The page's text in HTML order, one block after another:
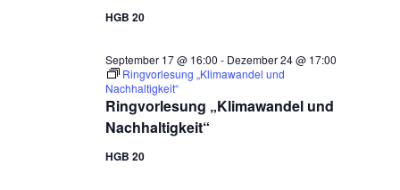
HGB 20
Ringvorlesung „Klimawandel und
Nachhaltigkeit“
September 17 @ 16:00 - Dezember 24 @ 17:00
Ringvorlesung „Klimawandel und
Nachhaltigkeit“
HGB 20